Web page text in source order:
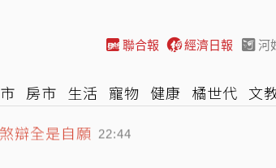
聯合報 經濟日報 河
房市 生活 寵物 健康 橘世代 文
線阻假想敵軍衝入
辯全是自願